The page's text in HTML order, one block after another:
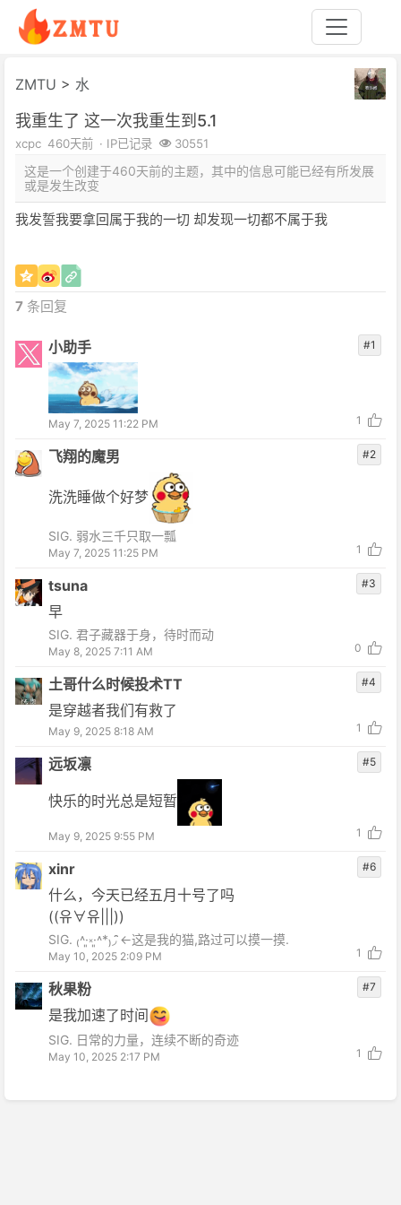
ZMTU > 水
我重生了 这一次我重生到5.1
xcpc 460天前 · IP已记录 30551
这是一个创建于460天前的主题，其中的信息可能已经有所发展
或是发生改变
我发誓我要拿回属于我的一切 却发现一切都不属于我
7 条回复
小助手
May 7, 2025 11:22 PM
#1
1
飞翔的魔男
洗洗睡做个好梦
SIG. 弱水三千只取一瓢
May 7, 2025 11:25 PM
#2
1
tsuna
早
SIG. 君子藏器于身，待时而动
May 8, 2025 7:11 AM
#3
0
土哥什么时候投术TT
是穿越者我们有救了
May 9, 2025 8:18 AM
#4
1
远坂凛
快乐的时光总是短暂
May 9, 2025 9:55 PM
#5
1
xinr
什么，今天已经五月十号了吗
((유∀유|||))
SIG. ₍˄·͈༝·͈˄*₎◞ ̑̑←这是我的猫,路过可以摸一摸.
May 10, 2025 2:09 PM
#6
1
秋果粉
是我加速了时间
SIG. 日常的力量，连续不断的奇迹
May 10, 2025 2:17 PM
#7
1